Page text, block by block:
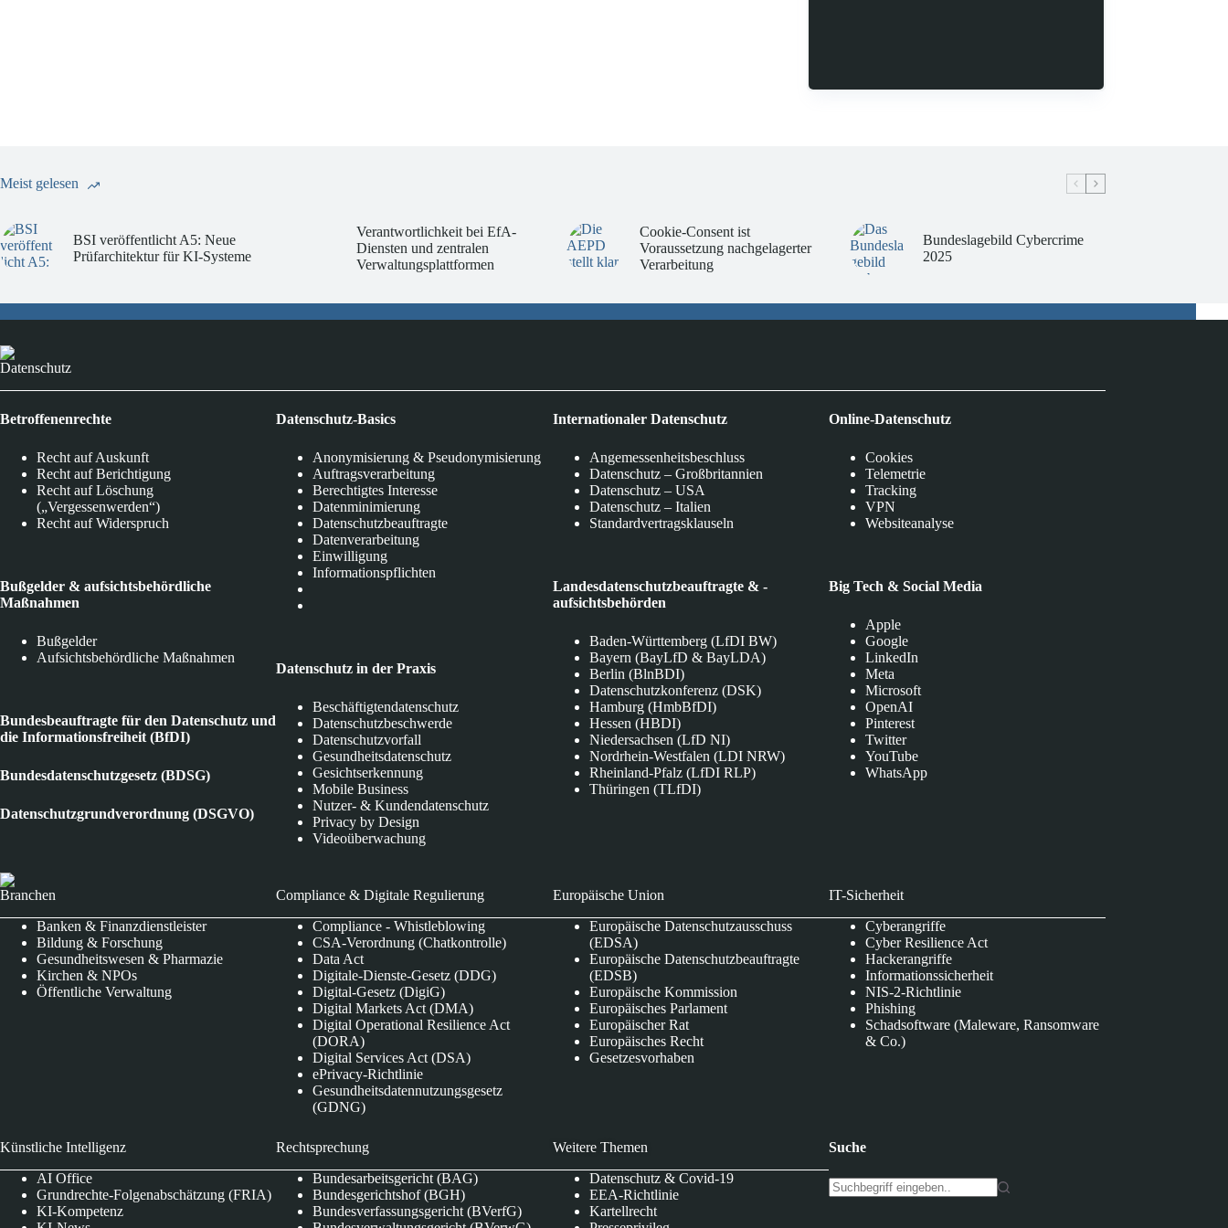
Meist gelesen
BSI veröffentlicht A5: Neue
Prüfarchitektur für KI-Systeme
Verantwortlichkeit bei EfA-
Diensten und zentralen
Verwaltungsplattformen
Cookie-Consent ist
Voraussetzung nachgelagerter
Verarbeitung
Bundeslagebild Cybercrime
2025
Datenschutz
Betroffenenrechte
Recht auf Auskunft
Recht auf Berichtigung
Recht auf Löschung
(„Vergessenwerden“)
Recht auf Widerspruch
Bußgelder & aufsichtsbehördliche
Maßnahmen
Bußgelder
Aufsichtsbehördliche Maßnahmen
Bundesbeauftragte für den Datenschutz und
die Informationsfreiheit (BfDI)
Bundesdatenschutzgesetz (BDSG)
Datenschutzgrundverordnung (DSGVO)
Datenschutz-Basics
Anonymisierung & Pseudonymisierung
Auftragsverarbeitung
Berechtigtes Interesse
Datenminimierung
Datenschutzbeauftragte
Datenverarbeitung
Einwilligung
Informationspflichten
Datenschutz in der Praxis
Beschäftigtendatenschutz
Datenschutzbeschwerde
Datenschutzvorfall
Gesundheitsdatenschutz
Gesichtserkennung
Mobile Business
Nutzer- & Kundendatenschutz
Privacy by Design
Videoüberwachung
Internationaler Datenschutz
Angemessenheitsbeschluss
Datenschutz – Großbritannien
Datenschutz – USA
Datenschutz – Italien
Standardvertragsklauseln
Landesdatenschutzbeauftragte & -
aufsichtsbehörden
Baden-Württemberg (LfDI BW)
Bayern (BayLfD & BayLDA)
Berlin (BlnBDI)
Datenschutzkonferenz (DSK)
Hamburg (HmbBfDI)
Hessen (HBDI)
Niedersachsen (LfD NI)
Nordrhein-Westfalen (LDI NRW)
Rheinland-Pfalz (LfDI RLP)
Thüringen (TLfDI)
Online-Datenschutz
Cookies
Telemetrie
Tracking
VPN
Websiteanalyse
Big Tech & Social Media
Apple
Google
LinkedIn
Meta
Microsoft
OpenAI
Pinterest
Twitter
YouTube
WhatsApp
Branchen
Banken & Finanzdienstleister
Bildung & Forschung
Gesundheitswesen & Pharmazie
Kirchen & NPOs
Öffentliche Verwaltung
Compliance & Digitale Regulierung
Compliance - Whistleblowing
CSA-Verordnung (Chatkontrolle)
Data Act
Digitale-Dienste-Gesetz (DDG)
Digital-Gesetz (DigiG)
Digital Markets Act (DMA)
Digital Operational Resilience Act
(DORA)
Digital Services Act (DSA)
ePrivacy-Richtlinie
Gesundheitsdatennutzungsgesetz
(GDNG)
Europäische Union
Europäische Datenschutzausschuss
(EDSA)
Europäische Datenschutzbeauftragte
(EDSB)
Europäische Kommission
Europäisches Parlament
Europäischer Rat
Europäisches Recht
Gesetzesvorhaben
IT-Sicherheit
Cyberangriffe
Cyber Resilience Act
Hackerangriffe
Informationssicherheit
NIS-2-Richtlinie
Phishing
Schadsoftware (Maleware, Ransomware
& Co.)
Künstliche Intelligenz
AI Office
Grundrechte-Folgenabschätzung (FRIA)
KI-Kompetenz
Rechtsprechung
Bundesarbeitsgericht (BAG)
Bundesgerichtshof (BGH)
Bundesverfassungsgericht (BVerfG)
Weitere Themen
Datenschutz & Covid-19
EEA-Richtlinie
Kartellrecht
Suche